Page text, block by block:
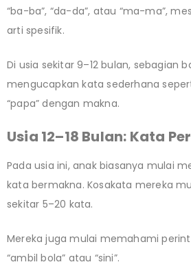
“ba-ba”, “da-da”, atau “ma-ma”,
arti spesifik.
Di usia sekitar 9–12 bulan, sebagian
mengucapkan kata sederhana
“papa” dengan makna.
Usia 12–18 Bulan: Kata
Pada usia ini, anak biasanya mulai
kata bermakna. Kosakata mereka
sekitar 5–20 kata.
Mereka juga mulai memahami
“ambil bola” atau “sini”.